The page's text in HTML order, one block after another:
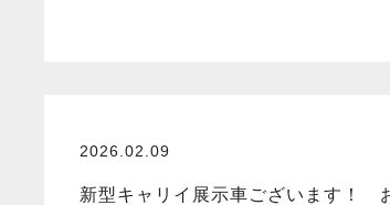
2026.02.09
新型キャリイ展示車ございます！